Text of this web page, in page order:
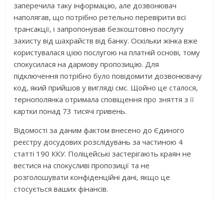
заперечила таку інформацію, але дозвонювач
наполягав, що потрібно ретельно перевірити всі
трансакції, і запропонував безкоштовно послугу
захисту від шахрайств від банку. Оскільки жінка вже
користувалася цією послугою на платній основі, тому
спокусилася на дармову пропозицію. Для
підключення потрібно було повідомити дозвонювачу
код, який прийшов у вигляді смс. Щойно це сталося,
тернополянка отримала сповіщення про зняття з її
картки понад 73 тисячі гривень.
Відомості за даним фактом внесено до Єдиного
реєстру досудових розслідувань за частиною 4
статті 190 ККУ. Поліцейські застерігають краян не
вестися на спокусливі пропозиції та не
розголошувати конфіденційні дані, якщо це
стосується ваших фінансів.